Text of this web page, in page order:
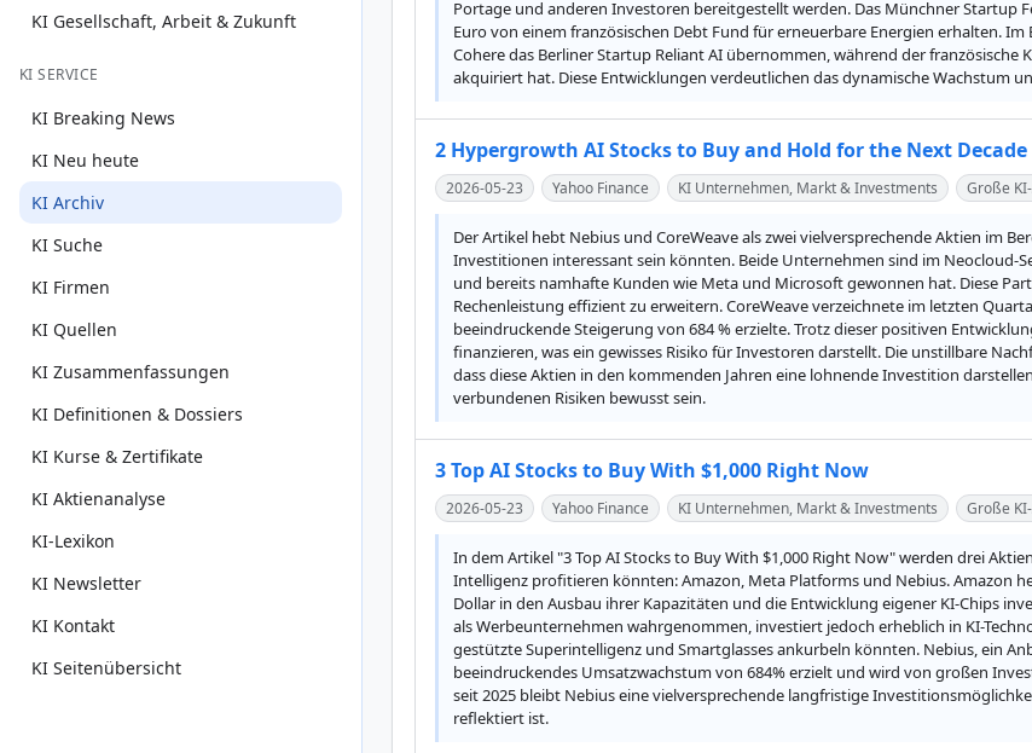
KI Gesellschaft, Arbeit & Zukunft
KI SERVICE
KI Breaking News
KI Neu heute
KI Archiv
KI Suche
KI Firmen
KI Quellen
KI Zusammenfassungen
KI Definitionen & Dossiers
KI Kurse & Zertifikate
KI Aktienanalyse
KI-Lexikon
KI Newsletter
KI Kontakt
KI Seitenübersicht
Portage und anderen Investoren bereitgestellt werden. Das Münchner Startup
Euro von einem französischen Debt Fund für erneuerbare Energien erhalten.
Cohere das Berliner Startup Reliant AI übernommen, während der
akquiriert hat. Diese Entwicklungen verdeutlichen das dynamische Wachstum
2 Hypergrowth AI Stocks to Buy and Hold for the Next Decade
2026-05-23 Yahoo Finance KI Unternehmen, Markt & Investments Große
Der Artikel hebt Nebius und CoreWeave als zwei vielversprechende Aktien im
Investitionen interessant sein könnten. Beide Unternehmen sind im Neocloud-
und bereits namhafte Kunden wie Meta und Microsoft gewonnen hat. Diese
Rechenleistung effizient zu erweitern. CoreWeave verzeichnete im letzten
beeindruckende Steigerung von 684 % erzielte. Trotz dieser positiven
finanzieren, was ein gewisses Risiko für Investoren darstellt. Die unstillbare
dass diese Aktien in den kommenden Jahren eine lohnende Investition
verbundenen Risiken bewusst sein.
3 Top AI Stocks to Buy With $1,000 Right Now
2026-05-23 Yahoo Finance KI Unternehmen, Markt & Investments Große
In dem Artikel "3 Top AI Stocks to Buy With $1,000 Right Now" werden drei
Intelligenz profitieren könnten: Amazon, Meta Platforms und Nebius. Amazon
Dollar in den Ausbau ihrer Kapazitäten und die Entwicklung eigener KI-Chips
als Werbeunternehmen wahrgenommen, investiert jedoch erheblich in KI-
gestützte Superintelligenz und Smartglasses ankurbeln könnten. Nebius, ein
beeindruckendes Umsatzwachstum von 684% erzielt und wird von großen
seit 2025 bleibt Nebius eine vielversprechende langfristige
reflektiert ist.